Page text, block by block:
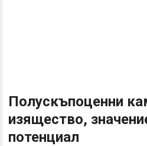
Полускъпоценни
изящество,
потенциал